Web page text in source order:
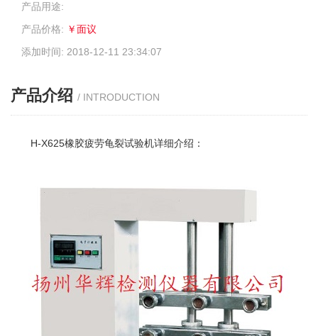
产品用途:
产品价格: ￥面议
添加时间: 2018-12-11 23:34:07
产品介绍 / INTRODUCTION
H-X625橡胶疲劳龟裂试验机详细介绍：